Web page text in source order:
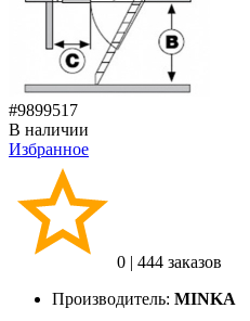
#9899517
В наличии
Избранное
0 | 444 заказов
Производитель: MINKA